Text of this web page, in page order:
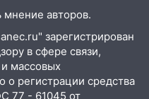
Ульяновской
поиски
ветра упали
авторов.
зарегистрирован
в сфере связи,
массовых
о регистрации средства
77 - 61045 от